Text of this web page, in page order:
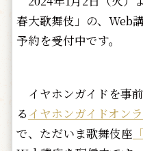
春大歌舞伎」の、Web
予約を受付中です。
イヤホンガイドを事
る イヤホンガイドオン
で、ただいま歌舞伎座